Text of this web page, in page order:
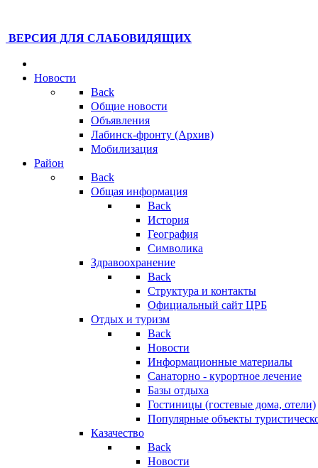
ВЕРСИЯ ДЛЯ СЛАБОВИДЯЩИХ
Новости
Back
Общие новости
Объявления
Лабинск-фронту (Архив)
Мобилизация
Район
Back
Общая информация
Back
История
География
Символика
Здравоохранение
Back
Структура и контакты
Официальный сайт ЦРБ
Отдых и туризм
Back
Новости
Информационные материалы
Санаторно - курортное лечение
Базы отдыха
Гостиницы (гостевые дома, отели)
Популярные объекты
Казачество
Back
Новости